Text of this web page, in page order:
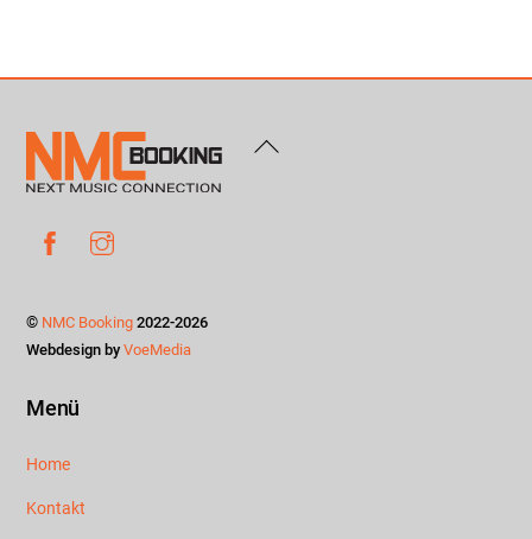
Back
Facebook
© NMC Booking 2022-2026
Webdesign byVoeMedia
Menü
Home
Kontakt